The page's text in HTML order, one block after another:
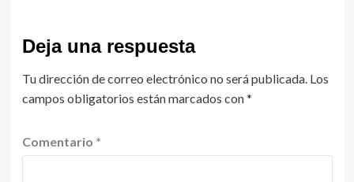
Deja una respuesta
Tu dirección de correo electrónico no será publicada. Los
campos obligatorios están marcados con*
Comentario *